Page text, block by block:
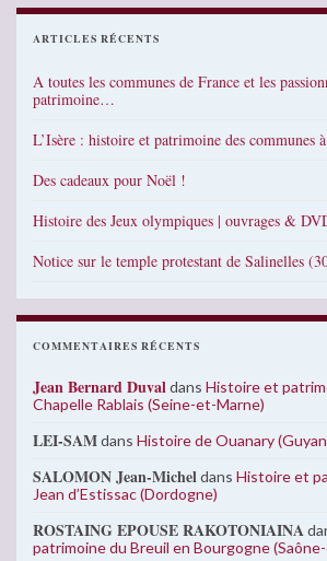
ARTICLES RÉCENTS
A toutes les communes de France et les
patrimoine…
L’Isère : histoire et patrimoine des communes
Des cadeaux pour Noël !
Histoire des Jeux olympiques | ouvrages &
Notice sur le temple protestant de Salinelles
COMMENTAIRES RÉCENTS
Jean Bernard Duvaldans Histoire et
Chapelle Rablais (Seine-et-Marne)
LEI-SAMdans Histoire de Ouanary
SALOMON Jean-Micheldans Histoire et
Jean d’Estissac (Dordogne)
ROSTAING EPOUSE RAKOTONIAINA
patrimoine du Breuil en Bourgogne